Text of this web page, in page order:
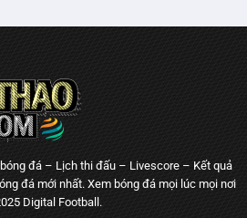
đá – Lịch thi đấu – Livescore – Kết quả
đá mới nhất. Xem bóng đá mọi lúc mọi nơi
Digital Football.